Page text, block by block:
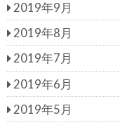
2019年9月
2019年8月
2019年7月
2019年6月
2019年5月